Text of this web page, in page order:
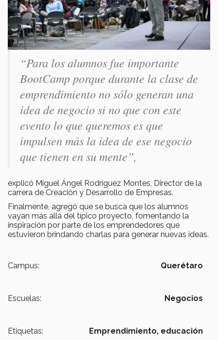
“Para los alumnos fue importante
BootCamp porque durante la clase de
emprendimiento no sólo generan una
idea de negocio si no que con este
evento lo que queremos es que
impulsen más la idea de ese negocio
que tienen en su mente”,
explicó Miguel Ángel Rodríguez Montes, Director de la
carrera de Creación y Desarrollo de Empresas.
Finalmente, agregó que se busca que los alumnos
vayan más allá del típico proyecto, fomentando la
inspiración por parte de los emprendedores que
estuvieron brindando charlas para generar nuevas ideas.
Campus: Querétaro
Escuelas: Negocios
Etiquetas: Emprendimiento, educación